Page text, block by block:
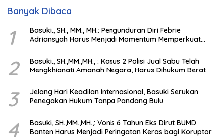
Banyak Dibaca
1
Basuki., SH., MM., MH.: Pengunduran Diri Febrie
Adriansyah Harus Menjadi Momentum Memperkuat
2
Basuki., SH.,MM.,MH., : Kasus 2 Polisi Jual Sabu Telah
Mengkhianati Amanah Negara, Harus Dihukum Berat
3
Jelang Hari Keadilan Internasional, Basuki Serukan
Penegakan Hukum Tanpa Pandang Bulu
4
Basuki, SH.,MM.,MH.,: Vonis 6 Tahun Eks Dirut BUMD
Banten Harus Menjadi Peringatan Keras bagi Koruptor